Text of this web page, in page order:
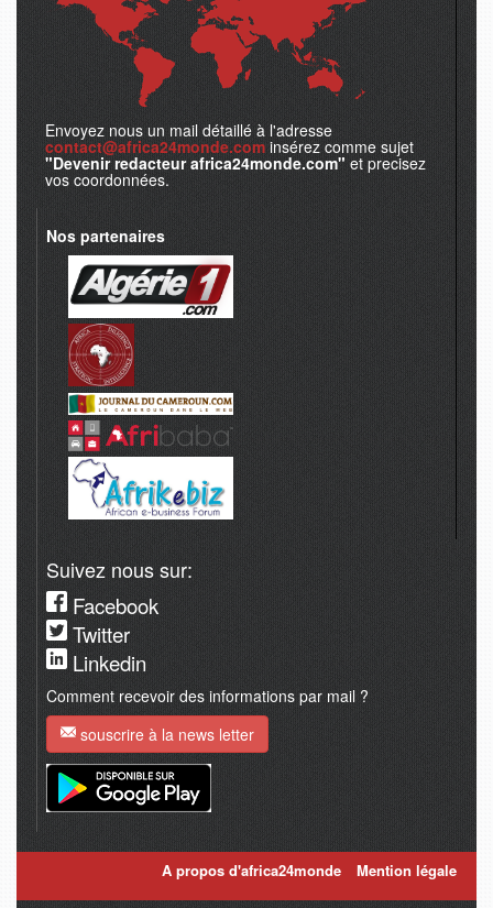
Envoyez nous un mail détaillé à l'adresse
contact@africa24monde.com insérez comme sujet
"Devenir redacteur africa24monde.com" et precisez
vos coordonnées.
Nos partenaires
Suivez nous sur:
Facebook
Twitter
Linkedin
Comment recevoir des informations par mail ?
souscrire à la news letter
A propos d'africa24monde Mention légale